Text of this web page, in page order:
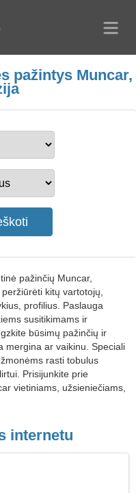
pažintys Muncar,
pažinčių Muncar,
kitų vartotojų,
profilius. Paslauga
susitikimams ir
būsimų pažinčių ir
mergina ar vaikinu. Speciali
rasti tobulus
Prisijunkite prie
vietiniams, užsieniečiams,
internetu